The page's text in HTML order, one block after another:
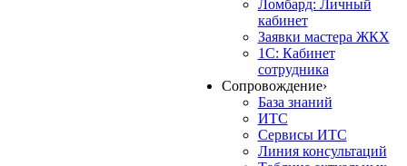
Ломбард: Личный
кабинет
Заявки мастера ЖКХ
1С: Кабинет
сотрудника
Сопровождение›
База знаний
ИТС
Сервисы ИТС
Линия консультаций